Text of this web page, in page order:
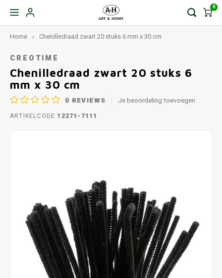
0
Home Chenilledraad zwart 20 stuks 6 mm x 30 cm
CREOTIME
Chenilledraad zwart 20 stuks 6
mm x 30 cm
0 REVIEWS Je beoordeling toevoegen
ARTIKELCODE 12271-7111